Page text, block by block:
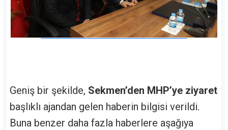
Geniş bir şekilde, Sekmen’den MHP’ye ziyaret
başlıklı ajandan gelen haberin bilgisi verildi.
Buna benzer daha fazla haberlere aşağıya